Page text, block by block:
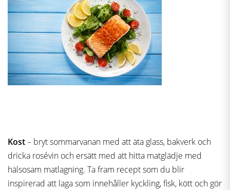
Kost– bryt sommarvanan med att äta glass, bakverk och
dricka rosévin och ersätt med att hitta matglädje med
hälsosam matlagning. Ta fram recept som du blir
inspirerad att laga som innehåller kyckling, fisk, kött och gör